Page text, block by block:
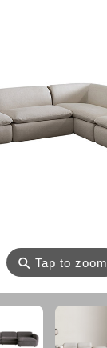
⚲Tap to zoom